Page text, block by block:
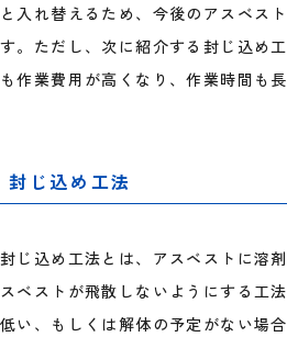
と入れ替えるため、今後のアスベス
す。ただし、次に紹介する封じ込め
も作業費用が高くなり、作業時間も
封じ込め工法
封じ込め工法とは、アスベストに溶
スベストが飛散しないようにする工
低い、もしくは解体の予定がない場